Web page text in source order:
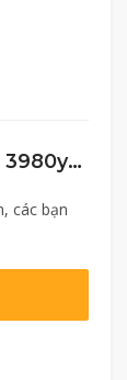
Miễn phí ship khi mua hàng trên 3980yen tại X-girl
các bạn